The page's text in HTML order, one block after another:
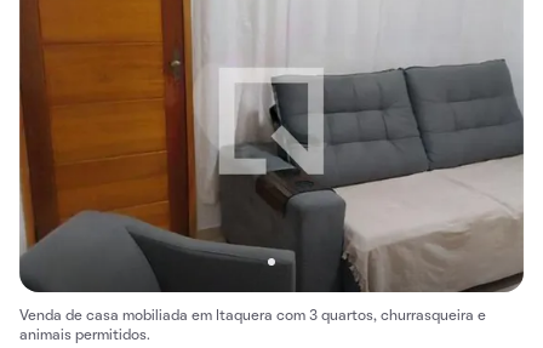
Venda de casa mobiliada em Itaquera com 3 quartos, churrasqueira e
animais permitidos.